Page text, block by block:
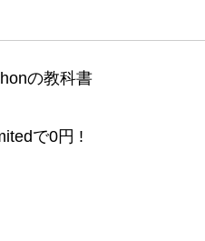
の教科書
で0円 !